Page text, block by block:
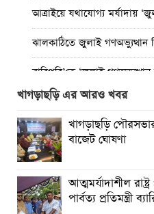
আত্রাইয়ে যথাযোগ্য মর্যাদায়
ঝালকাঠিতে জুলাই গণঅভ্যুত্থান
রাবিপ্রবি’তে ‘জুলাই
প্রত্যেক অপরাধীর বিচার এ
না কেন”-চট্টগ্রামে জুলাই
গণঅভ্যুত্থানের অর্জন আজ
খপ্পরে : আবু হাসান টিপু
রাঙামাটিতে “ফিরে দেখা
শীর্ষক “কথকতা” অনুষ্ঠান
খাগড়াছড়ি এর আরও খবর
খাগড়াছড়ি
বাজেট ঘোষণা
আত্মমর্যাদাশীল
পার্বত্য প্রতিমন্ত্রী